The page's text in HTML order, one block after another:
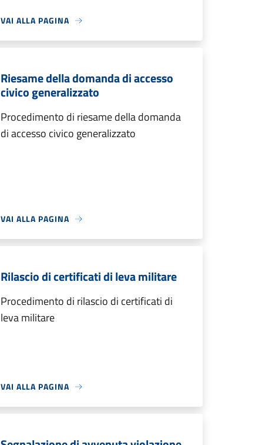
VAI ALLA PAGINA
Riesame della domanda di accesso
civico generalizzato
Procedimento di riesame della domanda
di accesso civico generalizzato
VAI ALLA PAGINA
Rilascio di certificati di leva militare
Procedimento di rilascio di certificati di
leva militare
VAI ALLA PAGINA